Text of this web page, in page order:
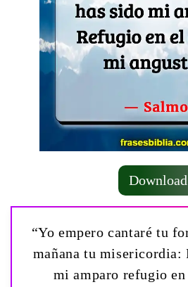
Download
“Yo empero cantaré tu
mañana tu misericordia:
mi amparo refugio